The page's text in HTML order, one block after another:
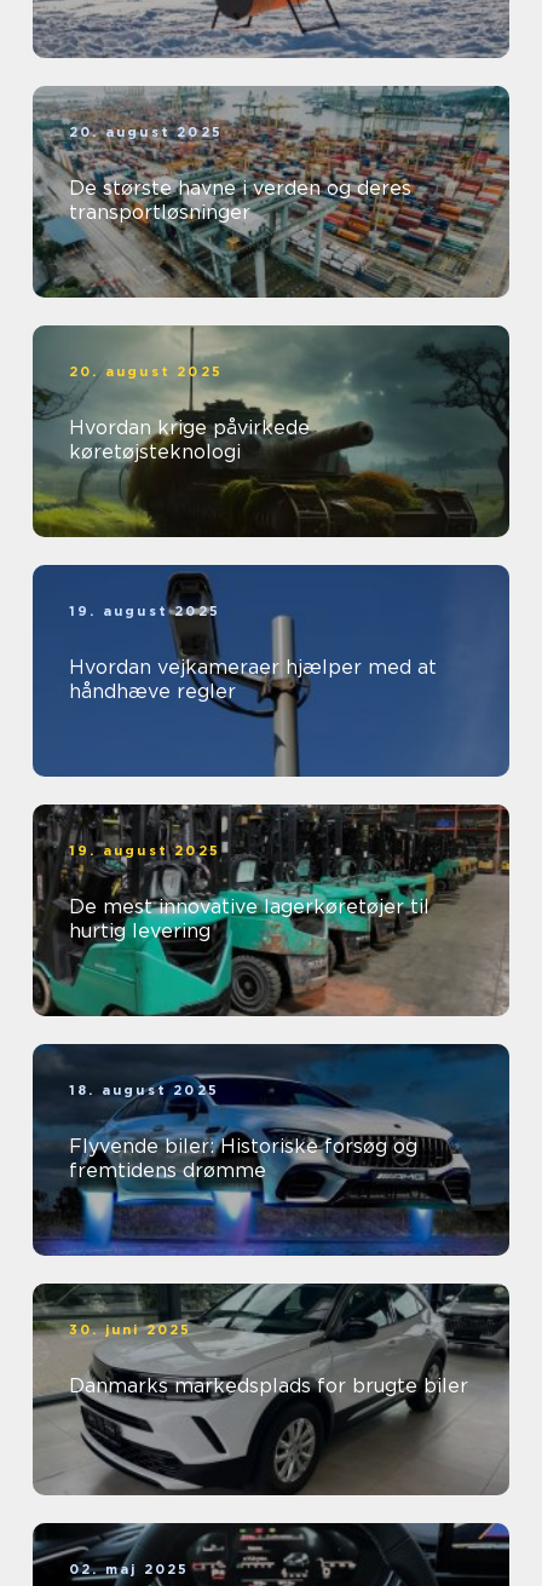
20. august 2025
De største havne i verden og deres
transportløsninger
20. august 2025
Hvordan krige påvirkede
køretøjsteknologi
19. august 2025
Hvordan vejkameraer hjælper med at
håndhæve regler
19. august 2025
De mest innovative lagerkøretøjer til
hurtig levering
18. august 2025
Flyvende biler: Historiske forsøg og
fremtidens drømme
30. juni 2025
Danmarks markedsplads for brugte biler
02. maj 2025